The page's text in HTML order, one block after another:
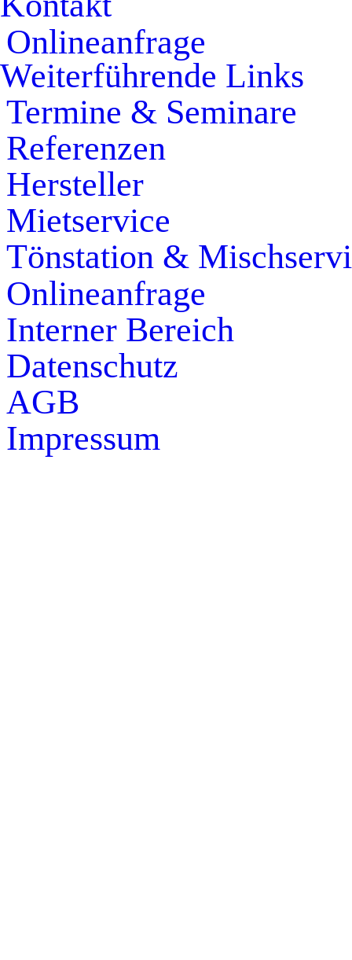
Onlineanfrage
Weiterführende Links
Termine & Seminare
Referenzen
Hersteller
Mietservice
Tönstation &
Onlineanfrage
Interner Bereich
Datenschutz
AGB
Impressum